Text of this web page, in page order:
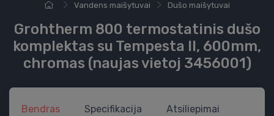
Vandens maišytuvai Dušo maišytuvai
Grohtherm 800 termostatinis dušo
komplektas su Tempesta II, 600mm,
chromas (naujas vietoj 3456001)
Bendras Specifikacija Atsiliepimai